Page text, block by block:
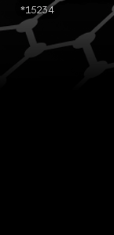
*15234